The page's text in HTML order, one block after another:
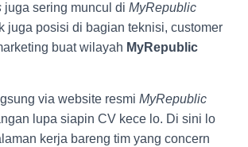
juga sering muncul di MyRepublic
juga posisi di bagian teknisi, customer
buat wilayah MyRepublic
via website resmi MyRepublic
lupa siapin CV kece lo. Di sini lo
kerja bareng tim yang concern